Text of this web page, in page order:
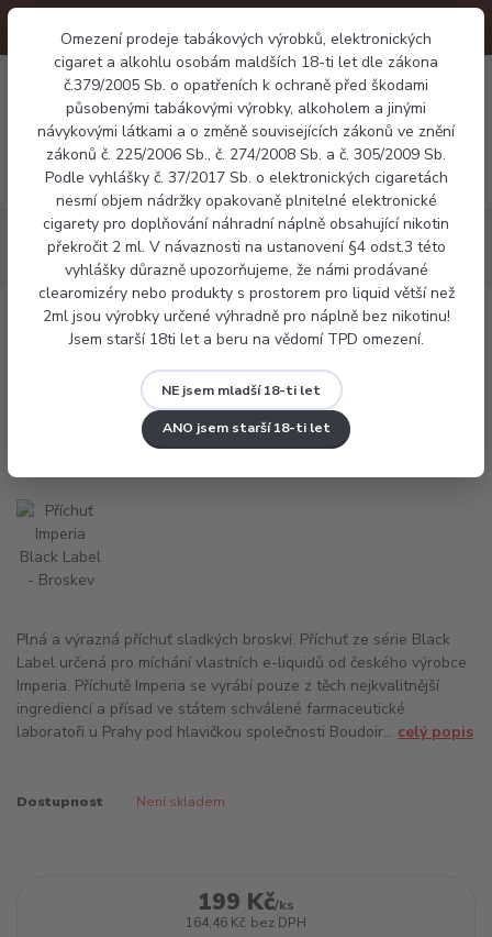
Omezení prodeje tabákových výrobků, elektronických
cigaret a alkohlu osobám maldších 18-ti let dle zákona
č.379/2005 Sb. o opatřeních k ochraně před škodami
působenými tabákovými výrobky, alkoholem a jinými
návykovými látkami a o změně souvisejících zákonů ve znění
zákonů č. 225/2006 Sb., č. 274/2008 Sb. a č. 305/2009 Sb.
Podle vyhlášky č. 37/2017 Sb. o elektronických cigaretách
nesmí objem nádržky opakovaně plnitelné elektronické
cigarety pro doplňování náhradní náplně obsahující nikotin
překročit 2 ml. V návaznosti na ustanovení §4 odst.3 této
vyhlášky důrazně upozorňujeme, že námi prodávané
clearomizéry nebo produkty s prostorem pro liquid větší než
2ml jsou výrobky určené výhradně pro náplně bez nikotinu!
Jsem starší 18ti let a beru na vědomí TPD omezení.
NE jsem mladší 18-ti let
ANO jsem starší 18-ti let
Menu
0 Kč
Báze a příchutě Příchutě
Příchuť Imperia Black Label -
Broskev 10ml
Příchuť Imperia Black Label - Broskev
Plná a výrazná příchuť sladkých broskví. Příchuť ze série Black
Label určená pro míchání vlastních e-liquidů od českého výrobce
Imperia. Příchutě Imperia se vyrábí pouze z těch nejkvalitnější
ingrediencí a přísad ve státem schválené farmaceutické
laboratoři u Prahy pod hlavičkou společnosti Boudoir... celý popis
Dostupnost Není skladem
199 Kč/ks
164,46 Kč bez DPH